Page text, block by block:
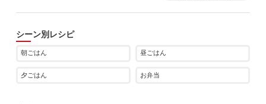
シーン別レシピ
朝ごはん 昼ごはん
夕ごはん お弁当